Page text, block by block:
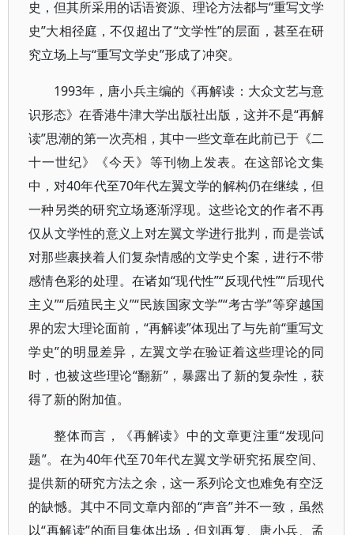
史，但其所采用的话语资源、理论方法都与“重写文学
史”大相径庭，不仅超出了“文学性”的层面，甚至在研
究立场上与“重写文学史”形成了冲突。
1993年，唐小兵主编的《再解读：大众文艺与意
识形态》在香港牛津大学出版社出版，这并不是“再解
读”思潮的第一次亮相，其中一些文章在此前已于《二
十一世纪》《今天》等刊物上发表。在这部论文集
中，对40年代至70年代左翼文学的解构仍在继续，但
一种另类的研究立场逐渐浮现。这些论文的作者不再
仅从文学性的意义上对左翼文学进行批判，而是尝试
对那些裹挟着人们复杂情感的文学史个案，进行不带
感情色彩的处理。在诸如“现代性”“反现代性”“后现代
主义”“后殖民主义”“民族国家文学”“考古学”等穿越国
界的宏大理论面前，“再解读”体现出了与先前“重写文
学史”的明显差异，左翼文学在验证着这些理论的同
时，也被这些理论“翻新”，暴露出了新的复杂性，获
得了新的附加值。
整体而言，《再解读》中的文章更注重“发现问
题”。在为40年代至70年代左翼文学研究拓展空间、
提供新的研究方法之余，这一系列论文也难免有空泛
的缺憾。其中不同文章内部的“声音”并不一致，虽然
以“再解读”的面目集体出场，但刘再复、唐小兵、孟